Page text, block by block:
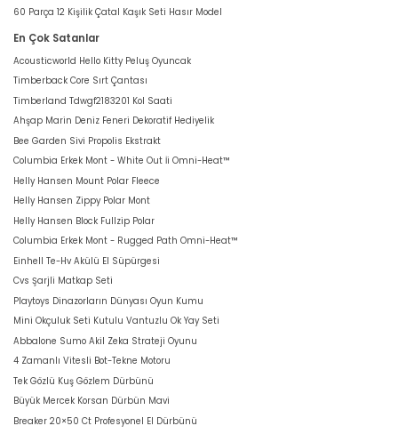
60 Parça 12 Kişilik Çatal Kaşık Seti Hasır Model
En Çok Satanlar
Acousticworld Hello Kitty Peluş Oyuncak
Timberback Core Sırt Çantası
Timberland Tdwgf2183201 Kol Saati
Ahşap Marin Deniz Feneri Dekoratif Hediyelik
Bee Garden Sivi Propolis Ekstrakt
Columbia Erkek Mont - White Out İi Omni-Heat™
Helly Hansen Mount Polar Fleece
Helly Hansen Zippy Polar Mont
Helly Hansen Block Fullzip Polar
Columbia Erkek Mont - Rugged Path Omni-Heat™
Einhell Te-Hv Akülü El Süpürgesi
Cvs Şarjli Matkap Seti
Playtoys Dinazorların Dünyası Oyun Kumu
Mini Okçuluk Seti Kutulu Vantuzlu Ok Yay Seti
Abbalone Sumo Akil Zeka Strateji Oyunu
4 Zamanlı Vitesli Bot-Tekne Motoru
Tek Gözlü Kuş Gözlem Dürbünü
Büyük Mercek Korsan Dürbün Mavi
Breaker 20×50 Ct Profesyonel El Dürbünü